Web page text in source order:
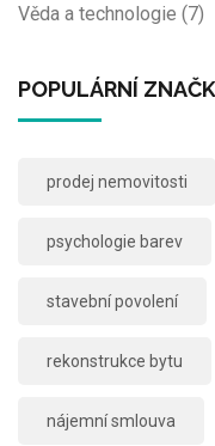
Věda a technologie (7)
POPULÁRNÍ
prodej nemovitosti
psychologie barev
stavební povolení
rekonstrukce bytu
nájemní smlouva